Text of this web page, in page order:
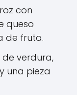
con
queso
de fruta.
verdura,
una pieza